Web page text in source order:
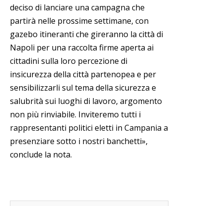
deciso di lanciare una campagna che
partirà nelle prossime settimane, con
gazebo itineranti che gireranno la città di
Napoli per una raccolta firme aperta ai
cittadini sulla loro percezione di
insicurezza della città partenopea e per
sensibilizzarli sul tema della sicurezza e
salubrità sui luoghi di lavoro, argomento
non più rinviabile. Inviteremo tutti i
rappresentanti politici eletti in Campania a
presenziare sotto i nostri banchetti»,
conclude la nota.